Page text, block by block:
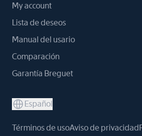
My account
Lista de deseos
Manual del usario
Comparación
Garantía Breguet
Español
Términos de usoAviso de privacidad